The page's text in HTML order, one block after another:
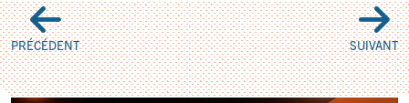
PRÉCÉDENT SUIVANT